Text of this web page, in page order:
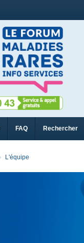
FAQ Rechercher
L'équipe